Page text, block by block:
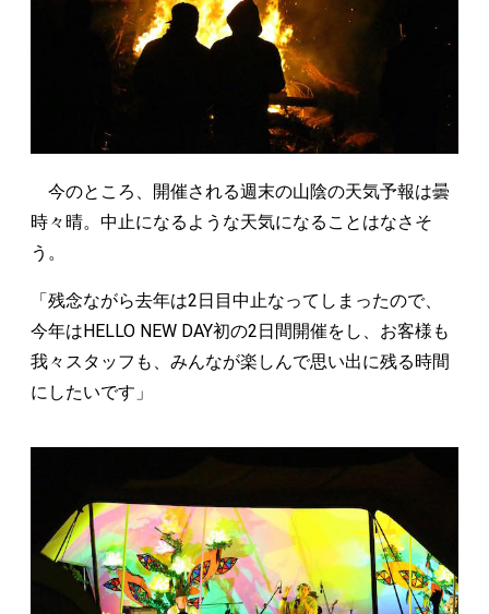
今のところ、開催される週末の山陰の天気予報は曇
時々晴。中止になるような天気になることはなさそ
う。
「残念ながら去年は2日目中止なってしまったので、
今年はHELLO NEW DAY初の2日間開催をし、お客様も
我々スタッフも、みんなが楽しんで思い出に残る時間
にしたいです」